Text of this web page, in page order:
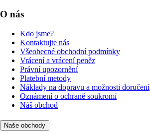
O nás
Kdo jsme?
Kontaktujte nás
Všeobecné obchodní podmínky
Vrácení a vrácení peněz
Právní upozornění
Platební metody
Náklady na dopravu a možnosti doručení
Oznámení o ochraně soukromí
Náš obchod
Naše obchody